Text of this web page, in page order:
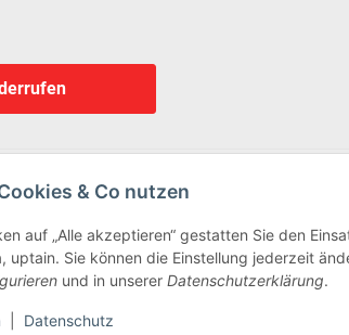
& Co nutzen
auf „Alle akzeptieren“ gestatten Sie den
uptain. Sie können die Einstellung jederzeit
und in unserer Datenschutzerklärung.
Datenschutz